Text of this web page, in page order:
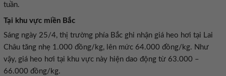
tuần.
Tại khu vực miền Bắc
Sáng ngày 25/4, thị trường phía Bắc ghi nhận giá heo hơi tại Lai
Châu tăng nhẹ 1.000 đồng/kg, lên mức 64.000 đồng/kg. Như
vậy, giá heo hơi tại khu vực này hiện dao động từ 63.000 –
66.000 đồng/kg.